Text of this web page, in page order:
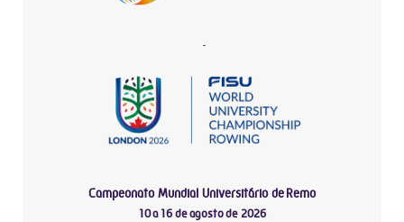
-
Campeonato Mundial Universitário de Remo
10 a 16 de agosto de 2026